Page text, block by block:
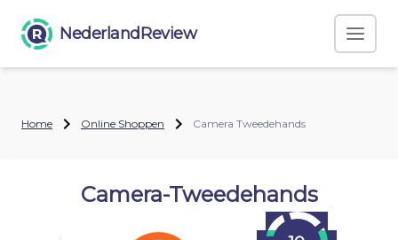
NederlandReview
Home Online Shoppen Camera Tweedehands
Camera-Tweedehands